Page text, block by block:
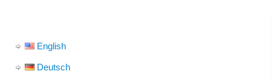
English
Deutsch